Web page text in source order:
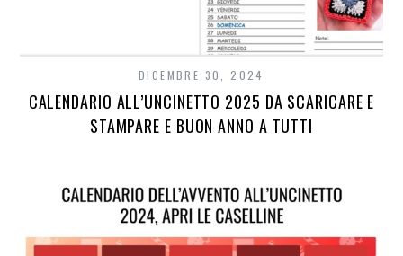
DICEMBRE 30, 2024
CALENDARIO ALL’UNCINETTO 2025 DA SCARICARE E
STAMPARE E BUON ANNO A TUTTI